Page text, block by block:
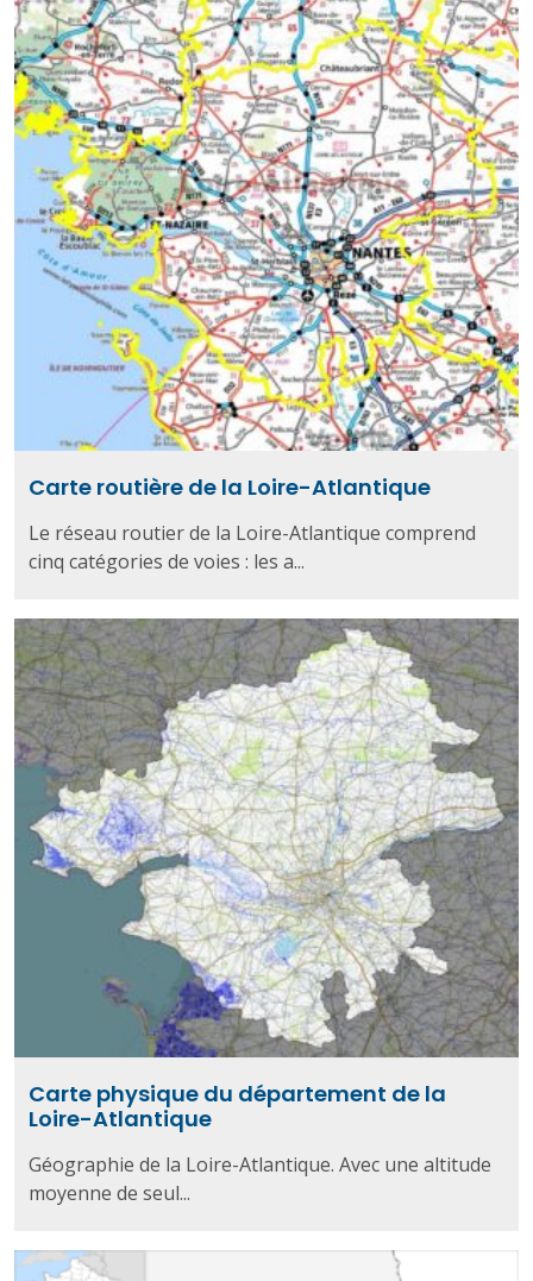
Carte routière de la Loire-Atlantique
Le réseau routier de la Loire-Atlantique comprend
cinq catégories de voies : les a...
Carte physique du département de la
Loire-Atlantique
Géographie de la Loire-Atlantique. Avec une altitude
moyenne de seul...